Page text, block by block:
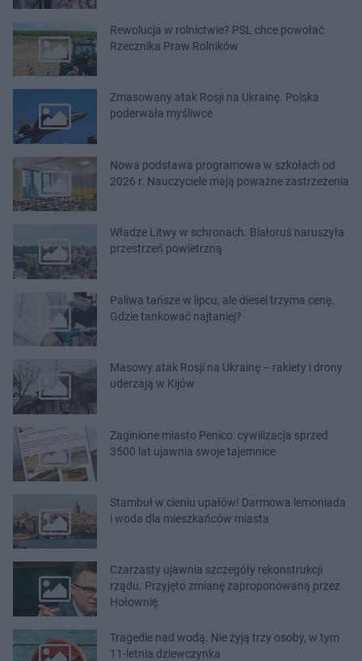
Rewolucja w rolnictwie? PSL chce powołać
Rzecznika Praw Rolników
Zmasowany atak Rosji na Ukrainę. Polska
poderwała myśliwce
Nowa podstawa programowa w szkołach od
2026 r. Nauczyciele mają poważne zastrzeżenia
Władze Litwy w schronach. Białoruś naruszyła
przestrzeń powietrzną
Paliwa tańsze w lipcu, ale diesel trzyma cenę.
Gdzie tankować najtaniej?
Masowy atak Rosji na Ukrainę – rakiety i drony
uderzają w Kijów
Zaginione miasto Penico: cywilizacja sprzed
3500 lat ujawnia swoje tajemnice
Stambuł w cieniu upałów! Darmowa lemoniada
i woda dla mieszkańców miasta
Czarzasty ujawnia szczegóły rekonstrukcji
rządu. Przyjęto zmianę zaproponowaną przez
Hołownię
Tragedie nad wodą. Nie żyją trzy osoby, w tym
11-letnia dziewczynka